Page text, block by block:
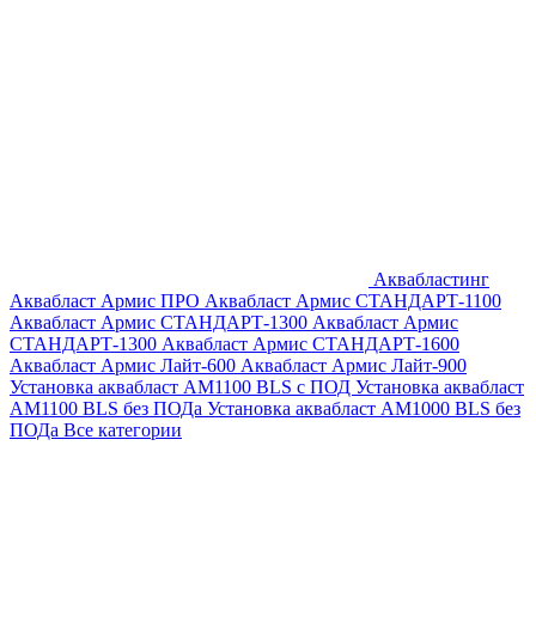
Аквабластинг
Аквабласт Армис ПРО Аквабласт Армис СТАНДАРТ-1100
Аквабласт Армис СТАНДАРТ-1300 Аквабласт Армис
СТАНДАРТ-1300 Аквабласт Армис СТАНДАРТ-1600
Аквабласт Армис Лайт-600 Аквабласт Армис Лайт-900
Установка аквабласт AM1100 BLS с ПОД Установка аквабласт
AM1100 BLS без ПОДа Установка аквабласт AM1000 BLS без
ПОДа Все категории